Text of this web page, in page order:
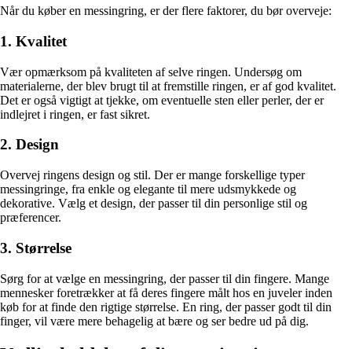
Når du køber en messingring, er der flere faktorer, du bør overveje:
1. Kvalitet
Vær opmærksom på kvaliteten af selve ringen. Undersøg om
materialerne, der blev brugt til at fremstille ringen, er af god kvalitet.
Det er også vigtigt at tjekke, om eventuelle sten eller perler, der er
indlejret i ringen, er fast sikret.
2. Design
Overvej ringens design og stil. Der er mange forskellige typer
messingringe, fra enkle og elegante til mere udsmykkede og
dekorative. Vælg et design, der passer til din personlige stil og
præferencer.
3. Størrelse
Sørg for at vælge en messingring, der passer til din fingere. Mange
mennesker foretrækker at få deres fingere målt hos en juveler inden
køb for at finde den rigtige størrelse. En ring, der passer godt til din
finger, vil være mere behagelig at bære og ser bedre ud på dig.